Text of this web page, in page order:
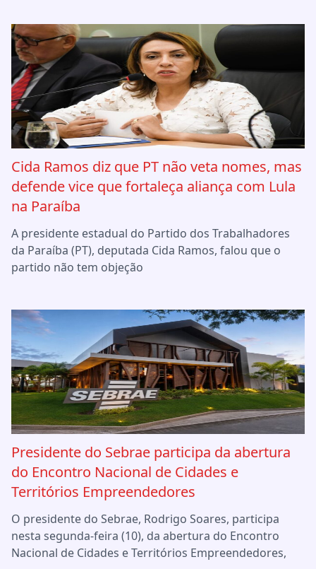
Cida Ramos diz que PT não veta nomes, mas
defende vice que fortaleça aliança com Lula
na Paraíba
A presidente estadual do Partido dos Trabalhadores
da Paraíba (PT), deputada Cida Ramos, falou que o
partido não tem objeção
Presidente do Sebrae participa da abertura
do Encontro Nacional de Cidades e
Territórios Empreendedores
O presidente do Sebrae, Rodrigo Soares, participa
nesta segunda-feira (10), da abertura do Encontro
Nacional de Cidades e Territórios Empreendedores,